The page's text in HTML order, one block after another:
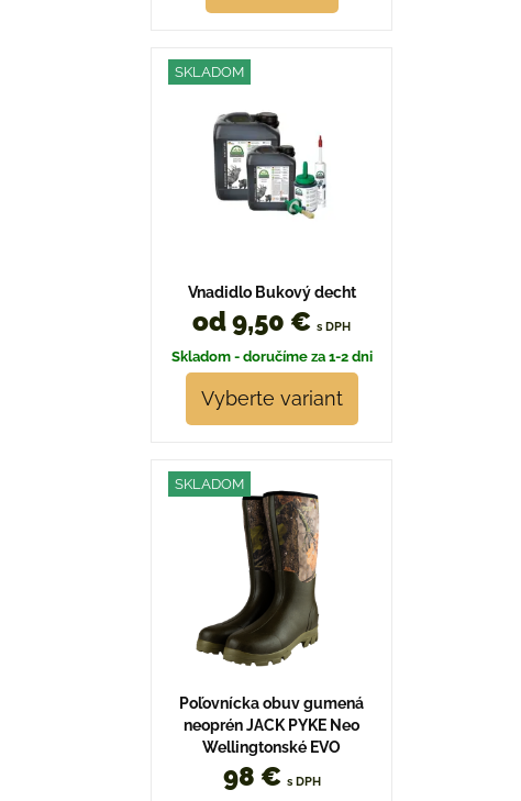
SKLADOM
Vnadidlo Bukový decht
od 9,50 € s DPH
Skladom - doručíme za 1-2 dni
Vyberte variant
SKLADOM
Poľovnícka obuv gumená
neoprén JACK PYKE Neo
Wellingtonské EVO
98 € s DPH